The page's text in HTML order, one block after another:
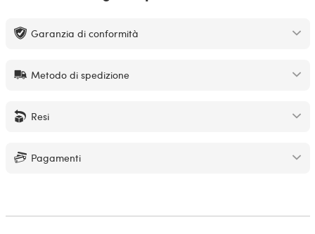
Garanzia di conformità
Metodo di spedizione
Resi
Pagamenti